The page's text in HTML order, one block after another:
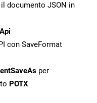
documento JSON in
con SaveFormat
per
POTX